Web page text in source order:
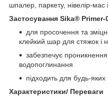
шпалер, паркету, нівелір-мас
Застосування Sika®
для просочення та
клейкий шар для стяжок і
забезпечує
водопоглинання
підходить для будь-
Характеристики/ Переваги